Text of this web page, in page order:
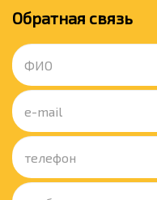
Обратная связь